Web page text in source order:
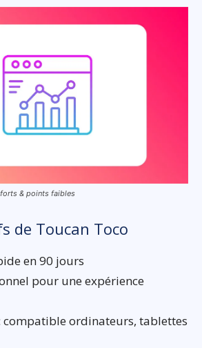
& points faibles
de Toucan Toco
en 90 jours
pour une expérience
compatible ordinateurs, tablettes